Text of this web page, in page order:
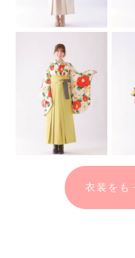
コンシェルジュがご提案。
\ ぴったり
④卒業式前
きます♪
⑤卒業式当
着て最高の一日に♥
衣装を